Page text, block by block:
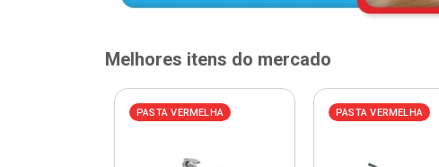
Melhores itens do mercado
PASTA VERMELHA PASTA VERMELHA